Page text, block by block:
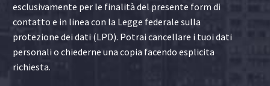
esclusivamente per le finalità del presente form di
contatto e in linea con la Legge federale sulla
protezione dei dati (LPD). Potrai cancellare i tuoi dati
personali o chiederne una copia facendo esplicita
richiesta.